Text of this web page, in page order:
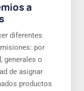
a
diferentes
por
generales o
de asignar
productos